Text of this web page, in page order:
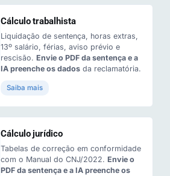
Cálculo trabalhista
Liquidação de sentença, horas extras,
13º salário, férias, aviso prévio e
rescisão. Envie o PDF da sentença e a
IA preenche os dados da reclamatória.
Saiba mais
Cálculo jurídico
Tabelas de correção em conformidade
com o Manual do CNJ/2022. Envie o
PDF da sentença e a IA preenche os